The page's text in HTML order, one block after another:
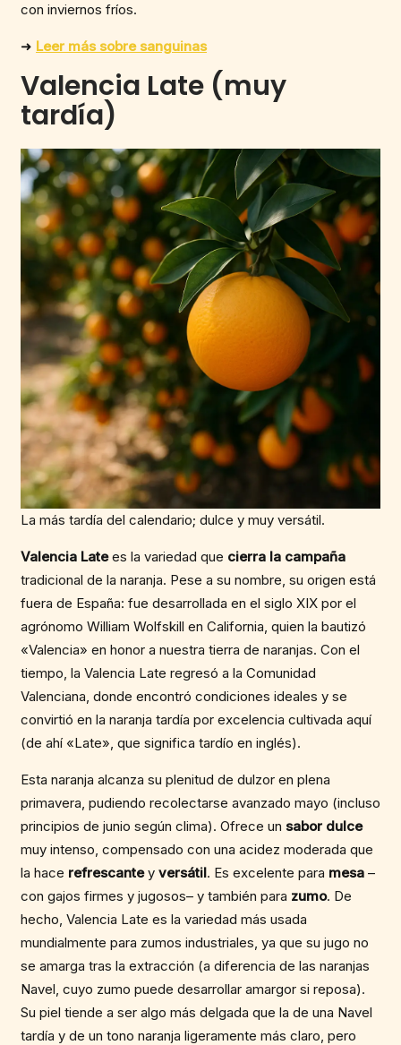
con inviernos fríos.
➜ Leer más sobre sanguinas
Valencia Late (muy
tardía)
La más tardía del calendario; dulce y muy versátil.
Valencia Latees la variedad que cierra la campaña
tradicional de la naranja. Pese a su nombre, su origen está
fuera de España: fue desarrollada en el siglo XIX por el
agrónomo William Wolfskill en California, quien la bautizó
«Valencia» en honor a nuestra tierra de naranjas. Con el
tiempo, la Valencia Late regresó a la Comunidad
Valenciana, donde encontró condiciones ideales y se
convirtió en la naranja tardía por excelencia cultivada aquí
(de ahí «Late», que significa tardío en inglés).
Esta naranja alcanza su plenitud de dulzor en plena
primavera, pudiendo recolectarse avanzado mayo (incluso
principios de junio según clima). Ofrece un sabor dulce
muy intenso, compensado con una acidez moderada que
la hace refrescantey versátil. Es excelente para mesa –
con gajos firmes y jugosos– y también para zumo. De
hecho, Valencia Late es la variedad más usada
mundialmente para zumos industriales, ya que su jugo no
se amarga tras la extracción (a diferencia de las naranjas
Navel, cuyo zumo puede desarrollar amargor si reposa).
Su piel tiende a ser algo más delgada que la de una Navel
tardía y de un tono naranja ligeramente más claro, pero